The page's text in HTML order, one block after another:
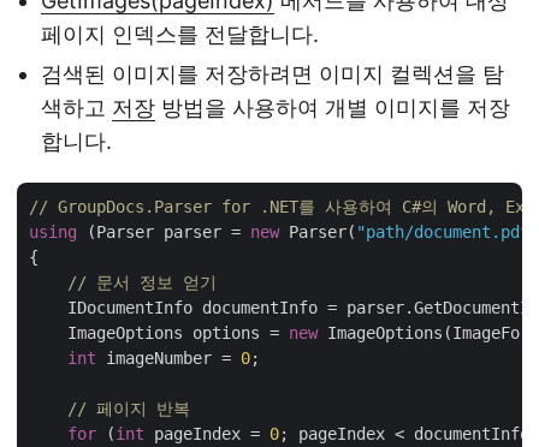
페이지 인덱스를 전달합니다.
검색된 이미지를 저장하려면 이미지 컬렉션을 탐
색하고 저장 방법을 사용하여 개별 이미지를 저장
합니다.
// GroupDocs.Parser for .NET를 사용하여 C#의 Word,
using (Parser parser = new Parser( "path/document.pdf"
{
// 문서 정보 얻기
IDocumentInfo documentInfo =
    ImageOptions options =
new
int imageNumber = 0;
// 페이지 반복
for (int pageIndex = 0; pageIndex <